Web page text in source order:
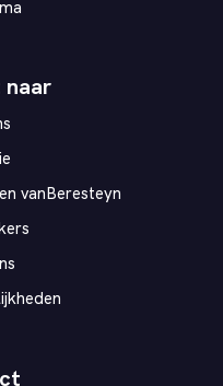
vanBeresteyn